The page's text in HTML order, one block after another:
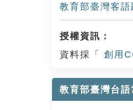
教育部臺灣客
授權資訊：
資料採「
創用
教育部臺灣台